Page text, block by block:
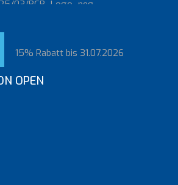
15% Rabatt bis 31.07.2026
OPEN